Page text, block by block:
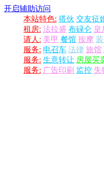
开启辅助访问
本站特色: 搭伙 交友征
租房: 法拉盛 布碌仑 皇
请人: 美甲 餐馆 按摩
服务: 电召车 法律 旅馆
服务: 生意转让 房屋买
服务: 广告印刷 监控 失